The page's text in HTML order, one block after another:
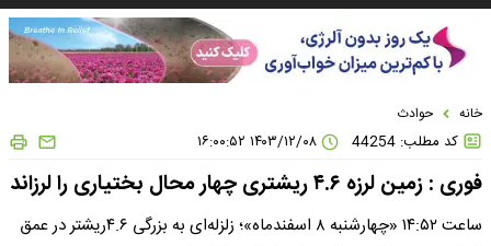
خانه حوادث
کد مطلب: 44254
فوری : زمین لرزه ۴.۶ ریشتری چهار محال بختیاری را لرزاند
ساعت ۱۴:۵۲ «چهارشنبه ۸ اسفندماه»؛ زلزله‌ای به بزرگی ۴.۶ریشتر در عمق